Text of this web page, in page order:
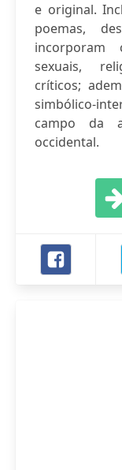
e original.
poemas,
incorporam
sexuais,
críticos;
simbólico-
campo da
occidental.